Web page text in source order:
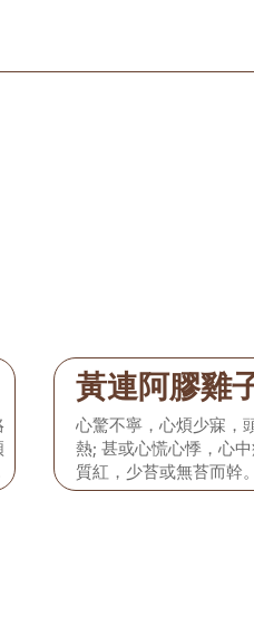
黃連阿膠雞
心驚不寧，心煩少寐，
熱; 甚或心慌心悸，心
質紅，少苔或無苔而幹。